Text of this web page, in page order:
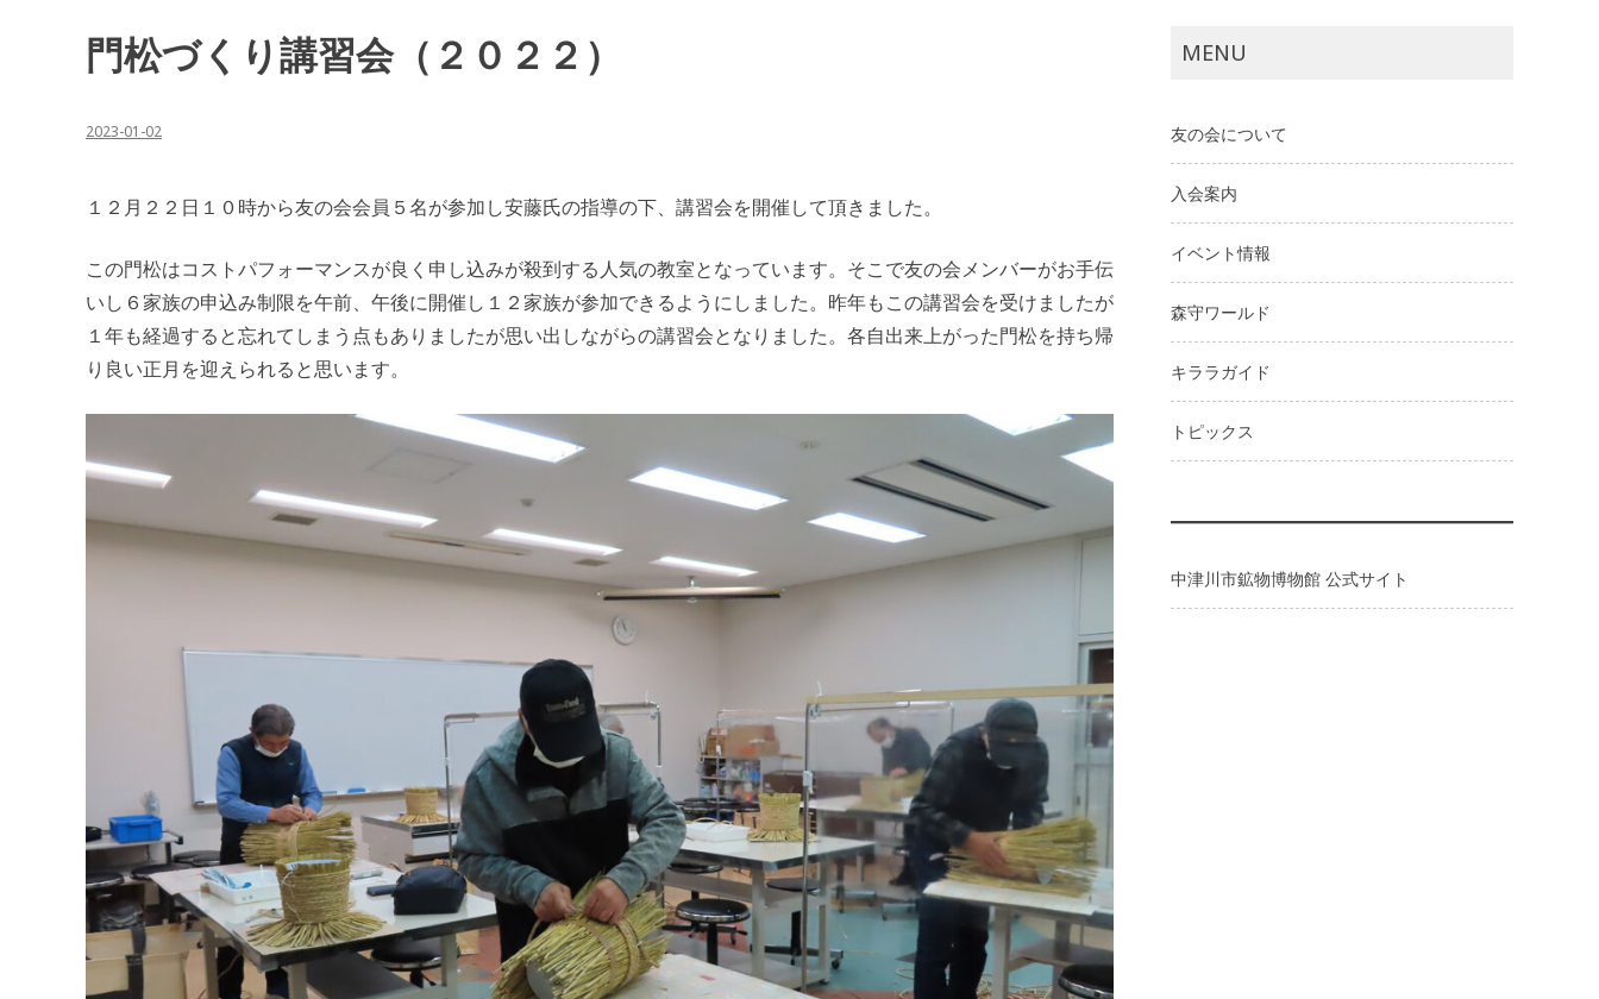
門松づくり講習会（２０２２）
2023-01-02
１２月２２日１０時から友の会会員５名が参加し安藤氏の指導の下、講習会を開催して頂きました。
この門松はコストパフォーマンスが良く申し込みが殺到する人気の教室となっています。そこで友の会メンバーがお手伝
いし６家族の申込み制限を午前、午後に開催し１２家族が参加できるようにしました。昨年もこの講習会を受けましたが
１年も経過すると忘れてしまう点もありましたが思い出しながらの講習会となりました。各自出来上がった門松を持ち帰
り良い正月を迎えられると思います。
MENU
友の会について
入会案内
イベント情報
森守ワールド
キララガイド
トピックス
中津川市鉱物博物館 公式サイト